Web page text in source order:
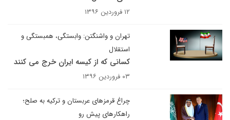
۱۲ فروردین ۱۳۹۶
تهران و واشنگتن: وابستگی، همبستگی و
استقلال
کسانی که از کیسه ایران خرج می کنند
۰۳ فروردین ۱۳۹۶
چراغ قرمزهای عربستان و ترکیه به صلح؛
راهکارهای پیش رو